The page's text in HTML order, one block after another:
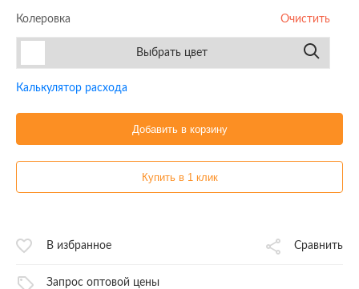
Колеровка Очистить
Выбрать цвет
Калькулятор расхода
Добавить в корзину
Купить в 1 клик
В избранное Сравнить
Запрос оптовой цены